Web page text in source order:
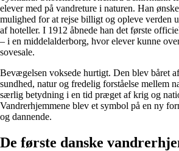
elever med på vandreture i naturen. Han
mulighed for at rejse billigt og opleve verden
af hoteller. I 1912 åbnede han det første
– i en middelalderborg, hvor elever kunne
sovesale.
Bevægelsen voksede hurtigt. Den blev båret
sundhed, natur og fredelig forståelse mellem
særlig betydning i en tid præget af krig og
Vandrerhjemmene blev et symbol på en ny
og dannende.
De første danske